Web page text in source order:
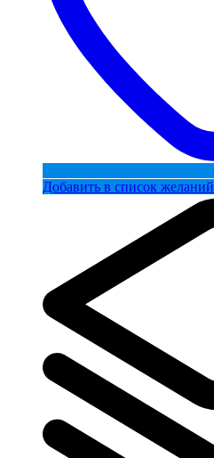
Добавить в список желаний